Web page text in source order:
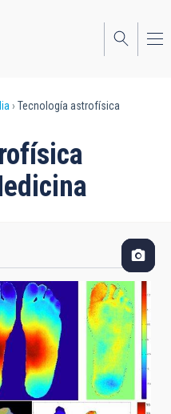
Tecnología astrofísica